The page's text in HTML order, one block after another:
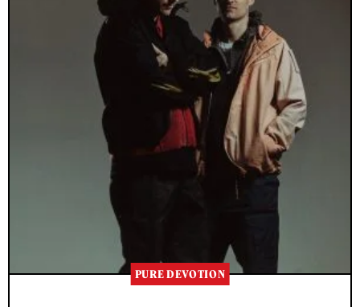
PURE DEVOTION